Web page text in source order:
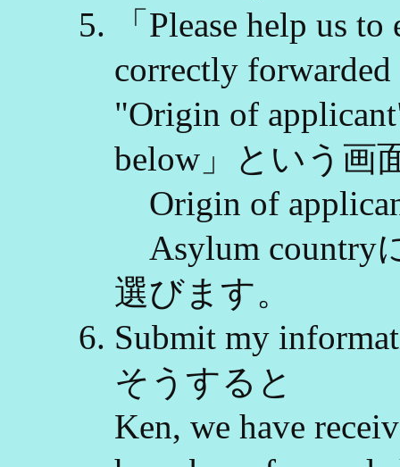
「Please help us
correctly
"Origin of
below」という画
Origin of
Asylum country
選びます。
Submit my
そうすると
Ken, we have